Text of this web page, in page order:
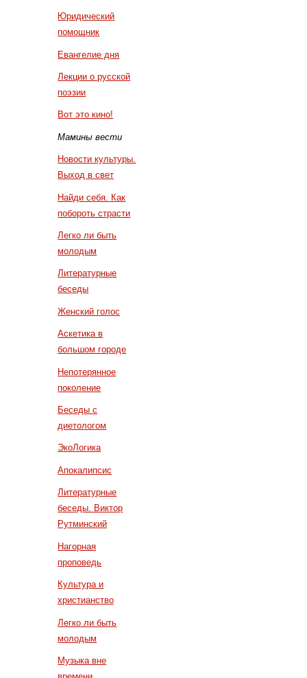
Юридический
помощник
Евангелие дня
Лекции о русской
поэзии
Вот это кино!
Мамины вести
Новости культуры.
Выход в свет
Найди себя. Как
побороть страсти
Легко ли быть
молодым
Литературные
беседы
Женский голос
Аскетика в
большом городе
Непотерянное
поколение
Беседы с
диетологом
ЭкоЛогика
Апокалипсис
Литературные
беседы. Виктор
Рутминский
Нагорная
проповедь
Культура и
христианство
Легко ли быть
молодым
Музыка вне